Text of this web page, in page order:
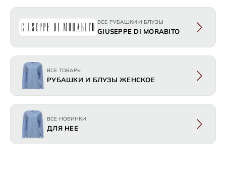
ВСЕ РУБАШКИ И БЛУЗЫ
GIUSEPPE DI MORABITO
ВСЕ ТОВАРЫ
РУБАШКИ И БЛУЗЫ ЖЕНСКОЕ
ВСЕ НОВИНКИ
ДЛЯ НЕЕ